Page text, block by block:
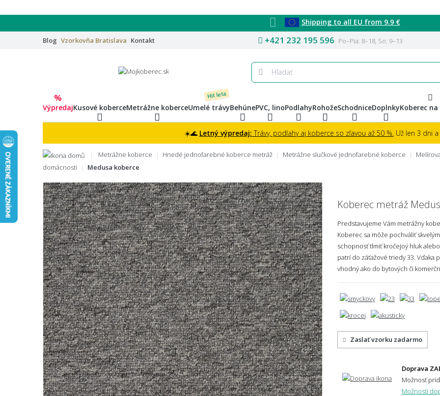
Shipping to all EU from 9.9 €
Blog Vzorkovňa Bratislava Kontakt +421 232 195 596 Po–Pia: 8–18, So: 9–13
%
VýpredajKusové koberceMetrážne koberce
Hit leta
Umelé trávyBehúnePVC, linoPodlahyRohožeSchodniceDoplnkyKoberec
☀️🌊 Letný výpredaj: Trávy, podlahy aj koberce so zľavou až 50 %. Už len 3 dni
Metrážne koberce Hnedé jednofarebné koberce metráž Metrážne slučkové jednofarebné koberce
domácnosti
Medusa koberce
Koberec metráž
Predstavujeme Vám metrážny
Koberec sa môže pochváliť
schopnosť tlmiť kročejoý hluk
patrí do záťažové triedy 33. Vďaka
vhodný ako do bytových či
Zaslať vzorku zadarmo
Doprava
Možnosť
Možnosti